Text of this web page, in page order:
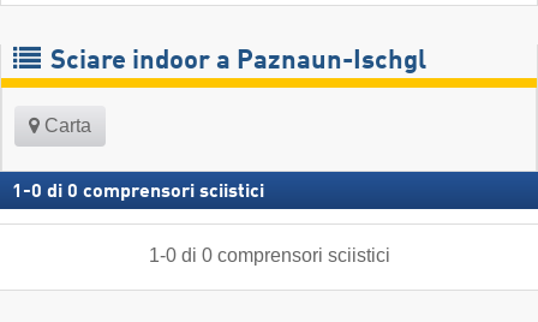
Sciare indoor a Paznaun-Ischgl
Carta
1 -0 di 0 comprensori sciistici
1-0di 0 comprensori sciistici